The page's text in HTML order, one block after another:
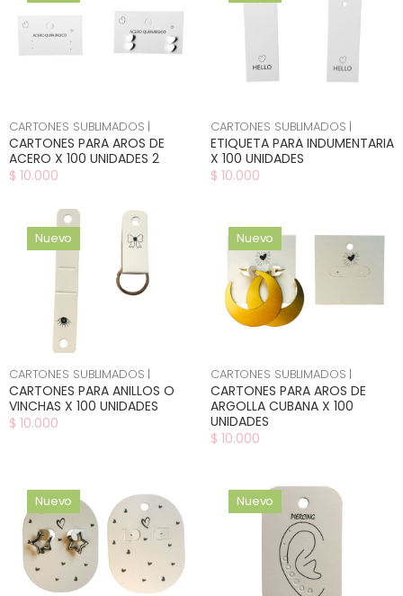
CARTONES SUBLIMADOS |
CARTONES PARA AROS DE
ACERO X 100 UNIDADES 2
$ 10.000
CARTONES SUBLIMADOS |
ETIQUETA PARA INDUMENTARIA
X 100 UNIDADES
$ 10.000
Nuevo
CARTONES SUBLIMADOS |
CARTONES PARA ANILLOS O
VINCHAS X 100 UNIDADES
$ 10.000
Nuevo
CARTONES SUBLIMADOS |
CARTONES PARA AROS DE
ARGOLLA CUBANA X 100
UNIDADES
$ 10.000
Nuevo Nuevo